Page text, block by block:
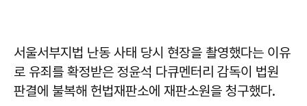
서울서부지법 난동 사태 당시 현장을 촬영했다는 이유
로 유죄를 확정받은 정윤석 다큐멘터리 감독이 법원
판결에 불복해 헌법재판소에 재판소원을 청구했다.